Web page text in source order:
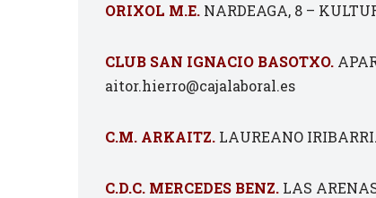
ORIXOL M.E. NARDEAGA, 8 –
CLUB SAN IGNACIO BASOTXO.
aitor.hierro@cajalaboral.es
C.M. ARKAITZ. LAUREANO
C.D.C. MERCEDES BENZ. LAS